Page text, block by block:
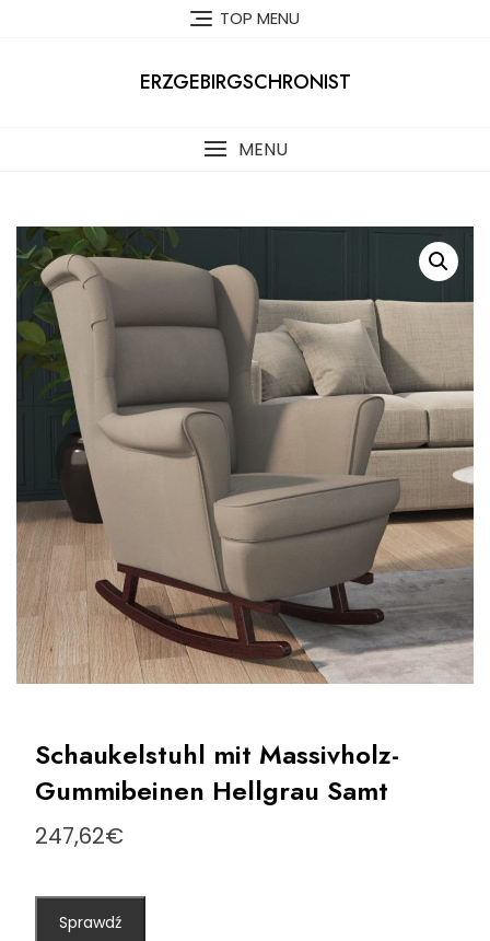
TOP MENU
ERZGEBIRGSCHRONIST
MENU
Schaukelstuhl mit Massivholz-
Gummibeinen Hellgrau Samt
247,62€
Sprawdź